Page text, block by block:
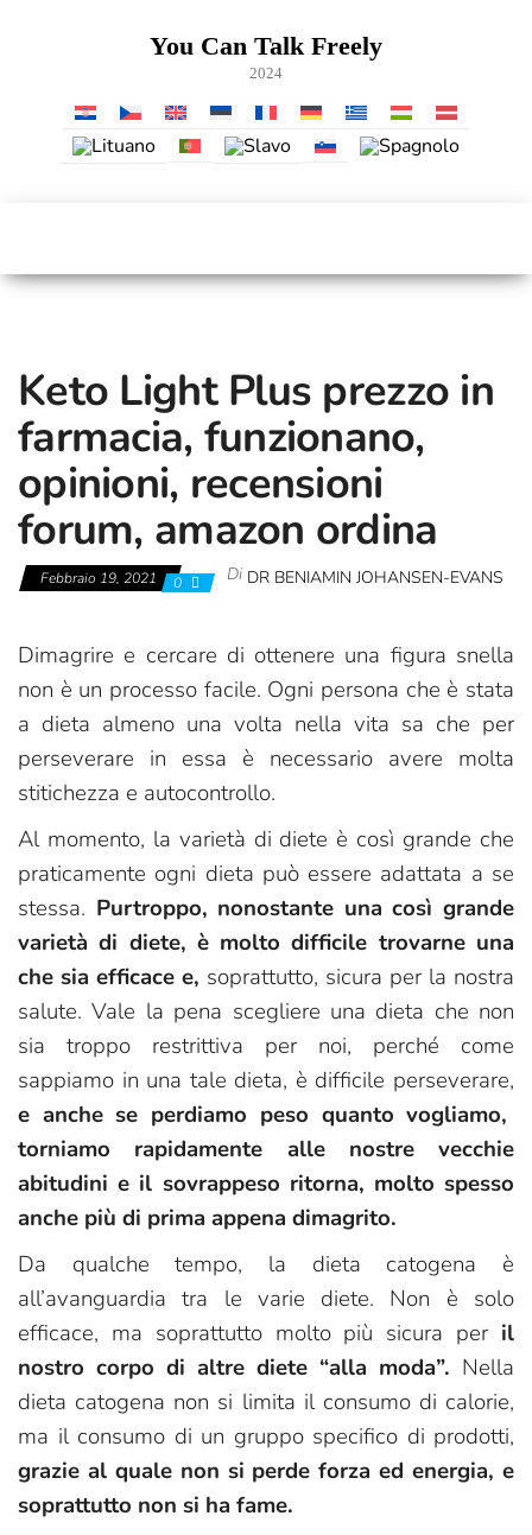
You Can Talk Freely
2024
Keto Light Plus prezzo in
farmacia, funzionano,
opinioni, recensioni
forum, amazon ordina
Febbraio 19, 2021 0 Di DR BENIAMIN JOHANSEN-EVANS
Dimagrire e cercare di ottenere una figura snella
non è un processo facile. Ogni persona che è stata
a dieta almeno una volta nella vita sa che per
perseverare in essa è necessario avere molta
stitichezza e autocontrollo.
Al momento, la varietà di diete è così grande che
praticamente ogni dieta può essere adattata a se
stessa. Purtroppo, nonostante una così grande
varietà di diete, è molto difficile trovarne una
che sia efficace e, soprattutto, sicura per la nostra
salute. Vale la pena scegliere una dieta che non
sia troppo restrittiva per noi, perché come
sappiamo in una tale dieta, è difficile perseverare,
e anche se perdiamo peso quanto vogliamo,
torniamo rapidamente alle nostre vecchie
abitudini e il sovrappeso ritorna, molto spesso
anche più di prima appena dimagrito.
Da qualche tempo, la dieta catogena è
all’avanguardia tra le varie diete. Non è solo
efficace, ma soprattutto molto più sicura per il
nostro corpo di altre diete “alla moda”. Nella
dieta catogena non si limita il consumo di calorie,
ma il consumo di un gruppo specifico di prodotti,
grazie al quale non si perde forza ed energia, e
soprattutto non si ha fame.